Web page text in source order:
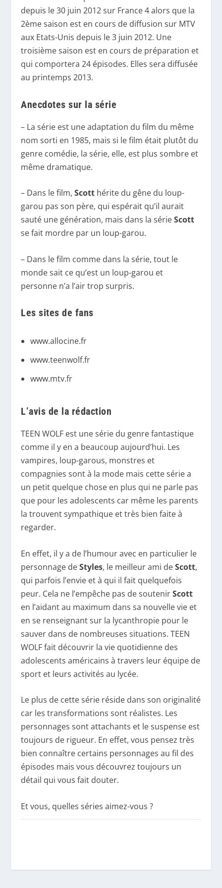
depuis le 30 juin 2012 sur France 4 alors que la
2ème saison est en cours de diffusion sur MTV
aux Etats-Unis depuis le 3 juin 2012. Une
troisième saison est en cours de préparation et
qui comportera 24 épisodes. Elles sera diffusée
au printemps 2013.
Anecdotes sur la série
– La série est une adaptation du film du même
nom sorti en 1985, mais si le film était plutôt du
genre comédie, la série, elle, est plus sombre et
même dramatique.
– Dans le film,Scott hérite du gêne du loup-
garou pas son père, qui espérait qu’il aurait
sauté une génération, mais dans la sérieScott
se fait mordre par un loup-garou.
– Dans le film comme dans la série, tout le
monde sait ce qu’est un loup-garou et
personne n’a l’air trop surpris.
Les sites de fans
www.allocine.fr
www.teenwolf.fr
www.mtv.fr
L’avis de la rédaction
TEEN WOLF est une série du genre fantastique
comme il y en a beaucoup aujourd’hui. Les
vampires, loup-garous, monstres et
compagnies sont à la mode mais cette série a
un petit quelque chose en plus qui ne parle pas
que pour les adolescents car même les parents
la trouvent sympathique et très bien faite à
regarder.
En effet, il y a de l’humour avec en particulier le
personnage deStyles, le meilleur ami deScott,
qui parfois l’envie et à qui il fait quelquefois
peur. Cela ne l’empêche pas de soutenirScott
en l’aidant au maximum dans sa nouvelle vie et
en se renseignant sur la lycanthropie pour le
sauver dans de nombreuses situations. TEEN
WOLF fait découvrir la vie quotidienne des
adolescents américains à travers leur équipe de
sport et leurs activités au lycée.
Le plus de cette série réside dans son originalité
car les transformations sont réalistes. Les
personnages sont attachants et le suspense est
toujours de rigueur. En effet, vous pensez très
bien connaître certains personnages au fil des
épisodes mais vous découvrez toujours un
détail qui vous fait douter.
Et vous, quelles séries aimez-vous ?